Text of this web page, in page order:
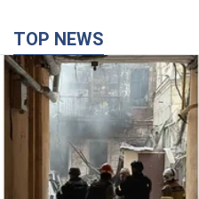
Армія Росії здійснила
горіла історична
Фото та відео
Для терору ворог застосував
7 минут назад 29,9 т.
Нардепи взяли гроші